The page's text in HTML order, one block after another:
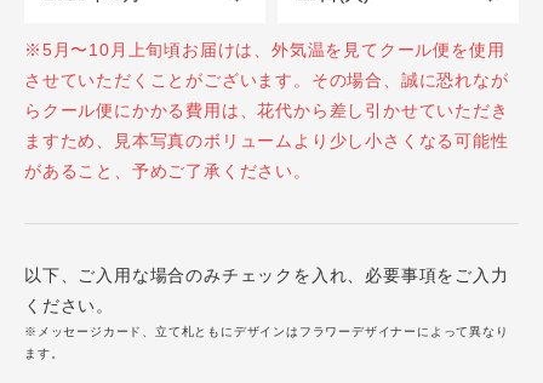
※5月〜10月上旬頃お届けは、外気温を見てクール便を使用
させていただくことがございます。その場合、誠に恐れなが
らクール便にかかる費用は、花代から差し引かせていただき
ますため、見本写真のボリュームより少し小さくなる可能性
があること、予めご了承ください。
以下、ご入用な場合のみチェックを入れ、必要事項をご入力
ください。
※メッセージカード、立て札ともにデザインはフラワーデザイナーによって異なり
ます。